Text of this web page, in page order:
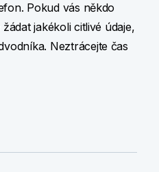
Pokud vás někdo
jakékoli citlivé údaje,
Neztrácejte čas